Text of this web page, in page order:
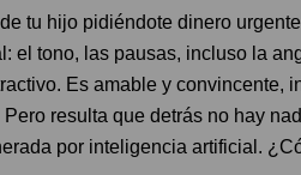
tu hijo pidiéndote dinero
el tono, las pausas, incluso la
Es amable y convincente,
resulta que detrás no hay
por inteligencia artificial.